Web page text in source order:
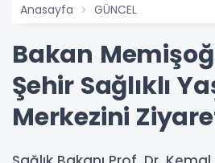
Anasayfa GÜNCEL
Bakan
Şehir Sağlıklı
Merkezini